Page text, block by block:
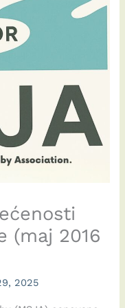
(maj 2016
2025